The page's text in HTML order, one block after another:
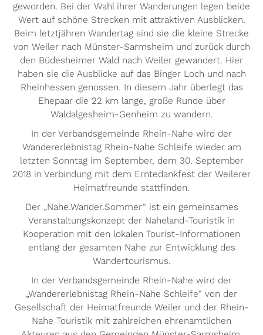
geworden. Bei der Wahl ihrer Wanderungen legen beide
Wert auf schöne Strecken mit attraktiven Ausblicken.
Beim letztjähren Wandertag sind sie die kleine Strecke
von Weiler nach Münster-Sarmsheim und zurück durch
den Büdesheimer Wald nach Weiler gewandert. Hier
haben sie die Ausblicke auf das Binger Loch und nach
Rheinhessen genossen. In diesem Jahr überlegt das
Ehepaar die 22 km lange, große Runde über
Waldalgesheim-Genheim zu wandern.
In der Verbandsgemeinde Rhein-Nahe wird der
Wandererlebnistag Rhein-Nahe Schleife wieder am
letzten Sonntag im September, dem 30. September
2018 in Verbindung mit dem Erntedankfest der Weilerer
Heimatfreunde stattfinden.
Der „Nahe.Wander.Sommer“ ist ein gemeinsames
Veranstaltungskonzept der Naheland-Touristik in
Kooperation mit den lokalen Tourist-Informationen
entlang der gesamten Nahe zur Entwicklung des
Wandertourismus.
In der Verbandsgemeinde Rhein-Nahe wird der
„Wandererlebnistag Rhein-Nahe Schleife“ von der
Gesellschaft der Heimatfreunde Weiler und der Rhein-
Nahe Touristik mit zahlreichen ehrenamtlichen